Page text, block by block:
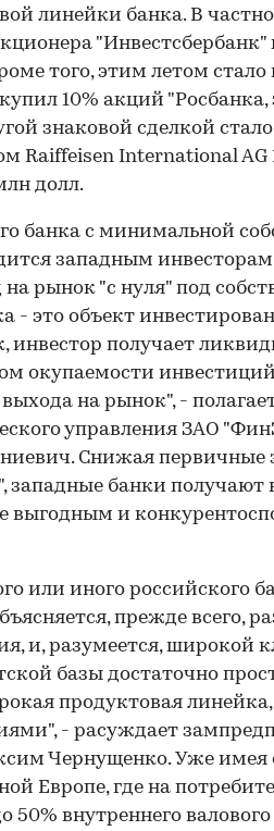
линейки банка. В
"Инвестсбербанк"
того, этим летом стало
10% акций "Росбанка,
знаковой сделкой
Raiffeisen International AG
долл.
банка с минимальной
западным
рынок "с нуля" под
- это объект
инвестор получает
окупаемости
на рынок", -
управления ЗАО
Снижая первичные
западные банки получают
выгодным и
или иного российского
прежде всего,
и, разумеется, широкой
базы достаточно
продуктовая
- расуждает
Чернущенко. Уже имея
Европе, где на
внутреннего